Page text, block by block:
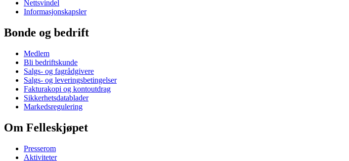
Nettsvindel
Informasjonskapsler
Bonde og bedrift
Medlem
Bli bedriftskunde
Salgs- og fagrådgivere
Salgs- og leveringsbetingelser
Fakturakopi og kontoutdrag
Sikkerhetsdatablader
Markedsregulering
Om Felleskjøpet
Presserom
Aktiviteter